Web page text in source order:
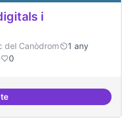
i
del Canòdrom
1 any
0
a projectes digitals i